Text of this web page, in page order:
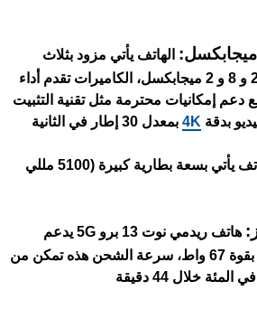
الهاتف يأتي مزود بثلاث
كاميرات خلفية بدقة 200 و 8 و 2 ميجابكسل، الكاميرات تقدم أداء
دعم إمكانيات محترمة مثل تقنية التثبيت
بدقة 4K بمعدل 30 إطار في الثانية
الهاتف يأتي بسعة بطارية كبيرة (5100 مللي
هاتف ريدمي نوت 13 برو 5G يدعم
الشحن السريع للبطارية بقوة 67 واط، سرعة الشحن هذه تمكن من